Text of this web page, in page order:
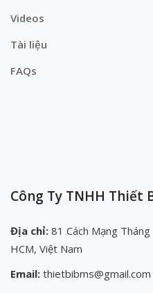
Videos
Tài liệu
FAQs
Công Ty TNHH Thiết
Địa chỉ: 81 Cách Mạng
HCM, Việt Nam
Email: thietbibms@gmail.com